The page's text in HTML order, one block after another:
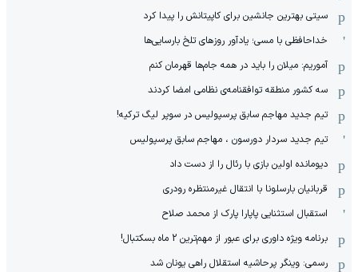
سیتی بهترین جانشین برای کاپیتانش را پیدا کرد
خداحافظی با مسی؛ یادآور روزهای تلخ بارسایی‌ها
آموریم: میلان را باید در همه جام‌ها قهرمان کنم
سه کشور منطقه توافقنامه‌ی نظامی امضا کردند
تیم جدید مهاجم سابق پرسپولیس در سوپر لیگ ترکیه!
تیم جدید سردار دورسون ، مهاجم سابق پرسپولیس
دیومانده اولین بازی با رئال را از دست داد
قربانیان بارسلونا با انتقال غیرمنتظره رودری
استقبال استثنایی پاپارا پارک از محمد صلاح
برنامه ویژه داوری برای عبور از مهم‌ترین 2 ماه بسکتبال!
رسمی: وینگر پرحاشیه استقلال راهی یونان شد